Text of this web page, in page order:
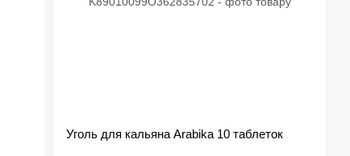
Уголь для кальяна Arabika 10 таблеток